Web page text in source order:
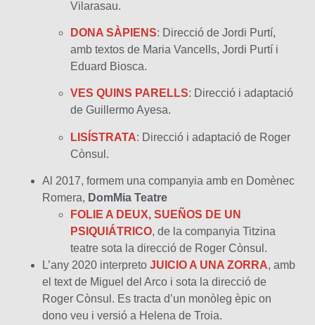
Vilarasau.
DONA SÀPIENS: Direcció de Jordi Purtí,
amb textos de Maria Vancells, Jordi Purtí i
Eduard Biosca.
VES QUINS PARELLS: Direcció i adaptació
de Guillermo Ayesa.
LISÍSTRATA: Direcció i adaptació de Roger
Cònsul.
Al 2017, formem una companyia amb en Domènec
Romera, DomMia Teatre
FOLIE A DEUX, SUEÑOS DE UN
PSIQUIÁTRICO, de la companyia Titzina
teatre sota la direcció de Roger Cònsul.
L’any 2020 interpreto JUICIO A UNA ZORRA, amb
el text de Miguel del Arco i sota la direcció de
Roger Cònsul. Es tracta d’un monòleg èpic on
dono veu i versió a Helena de Troia.